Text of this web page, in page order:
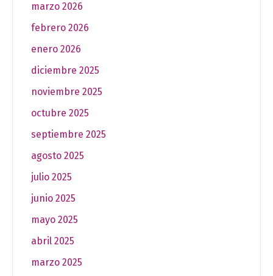
marzo 2026
febrero 2026
enero 2026
diciembre 2025
noviembre 2025
octubre 2025
septiembre 2025
agosto 2025
julio 2025
junio 2025
mayo 2025
abril 2025
marzo 2025